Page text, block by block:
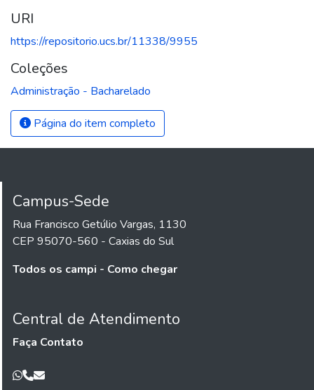
URI
https://repositorio.ucs.br/11338/9955
Coleções
Administração - Bacharelado
Página do item completo
Campus-Sede
Rua Francisco Getúlio Vargas, 1130
CEP 95070-560 - Caxias do Sul
Todos os campi - Como chegar
Central de Atendimento
Faça Contato